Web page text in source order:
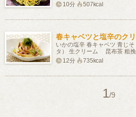
10分
507kcal
春キャベツと塩辛のク
いかの塩辛 春キャベツ 青じ
タ） 生クリーム 昆布茶 粗挽
12分
735kcal
1/9